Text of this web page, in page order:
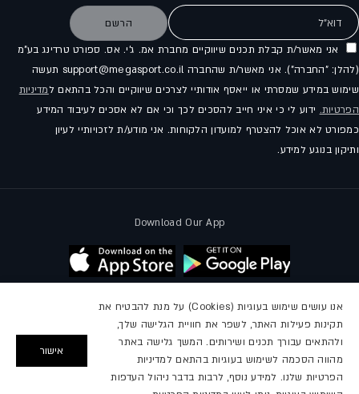
דוא"ל הרשם
אני מאשר/ת קבלת תכנים שיווקיים מחברת אמ. ג'י. אס. ספורט טרדינג בע"מ
(להלן: "החברה"). אני מאשר/ת שהחברה support@megasport.co.il תעשה
שימוש במידע שמסרתי או ייאסף אודותיי לצרכים שיווקיים והכל בהתאם למדיניות
הפרטיות. ידוע לי כי איני חייב להסכים לכך וכי אם לא אסכים לעיבוד המידע
כמפורט לא אוכל להצטרף למועדון הלקוחות. אני מודע/ת לזכויותיי לעיון
ותיקון בנוגע למידע.
Download Our App
עקבו אחרינו
אנו עושים שימוש בעוגיות (Cookies) על מנת להבטיח את
תקינות פעילות האתר, לשפר את חוויית הגלישה שלך,
ולהתאים עבורך תכנים ושירותים. המשך גלישה באתר
מהווה הסכמה לשימוש בעוגיות בהתאם למדיניות
הפרטיות שלנו. למידע נוסף, לרבות בדבר ניהול העדפות
אישור